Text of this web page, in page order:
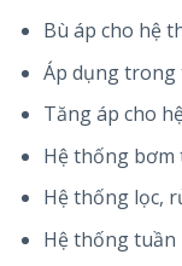
Bù áp cho hệ
Áp dụng trong
Tăng áp cho
Hệ thống bơm
Hệ thống lọc,
Hệ thống tuần